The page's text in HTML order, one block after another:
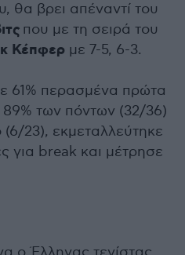
θα βρει απέναντί του
που με τη σειρά του
Κέπφερ με 7-5, 6-3.
61% περασμένα πρώτα
89% των πόντων (32/36)
23), εκμεταλλεύτηκε
για break και μέτρησε